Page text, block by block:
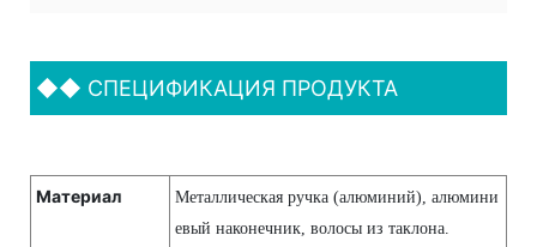
◆◆ СПЕЦИФИКАЦИЯ ПРОДУКТА
Материал
Металлическая ручка (алюминий), алюмини
евый наконечник, волосы из таклона.